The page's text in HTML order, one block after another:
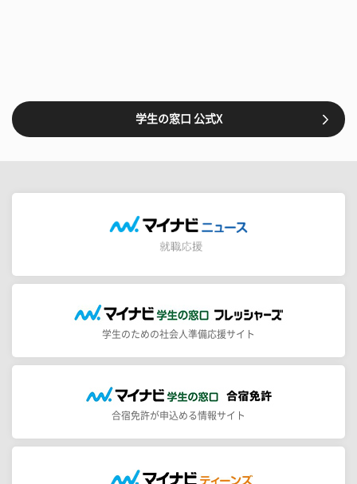
学生の窓口 公式X
学生のための社会人準備応援サイト
合宿免許が申込める情報サイト